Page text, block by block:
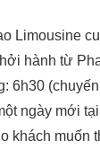
Limousine
hành từ
6h30
ngày mới
khách muốn